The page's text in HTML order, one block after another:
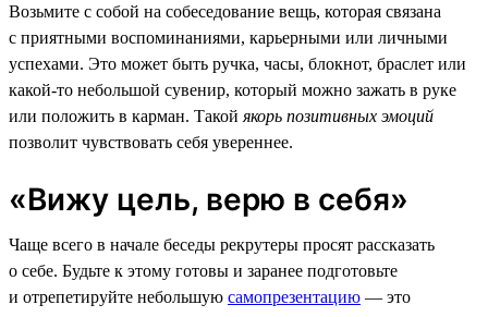
Возьмите с собой на собеседование вещь, которая связана
с приятными воспоминаниями, карьерными или личными
успехами. Это может быть ручка, часы, блокнот, браслет или
какой-то небольшой сувенир, который можно зажать в руке
или положить в карман. Такой якорь позитивных эмоций
позволит чувствовать себя увереннее.
«Вижу цель, верю в себя»
Чаще всего в начале беседы рекрутеры просят рассказать
о себе. Будьте к этому готовы и заранее подготовьте
и отрепетируйте небольшую самопрезентацию — это